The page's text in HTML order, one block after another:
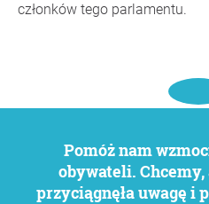
członków tego parlamentu.
Pomóż nam wzmocnić uczestnictwo
obywateli.
przyciągnęła uwagę i